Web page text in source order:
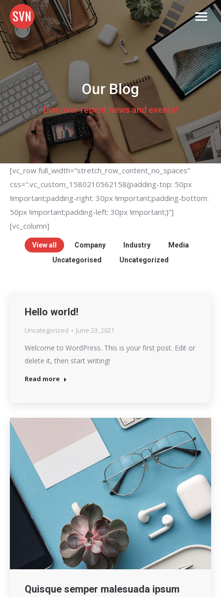
Our Blog
Discover recent news and events!
[vc_row full_width=”stretch_row_content_no_spaces”
css=”.vc_custom_1580210562158{padding-top: 50px
!important;padding-right: 30px !important;padding-bottom:
50px !important;padding-left: 30px !important;}”]
[vc_column]
View all Company Industry
Media
Uncategorised
Uncategorized
Hello world!
Uncategorized June 23, 2021
Welcome to WordPress. This is your first post. Edit or
delete it, then start writing!
Read more
Quisque semper malesuada ipsum